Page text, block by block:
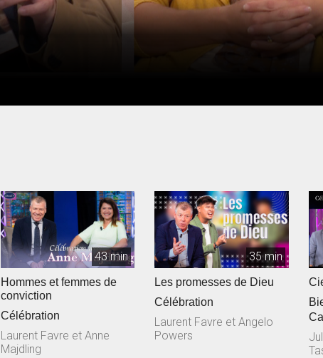
43 min
Hommes et femmes de
conviction
Célébration
Laurent Favre et Anne
Majdling
35 min
Les promesses de Dieu
Célébration
Laurent Favre et Angelo
Powers